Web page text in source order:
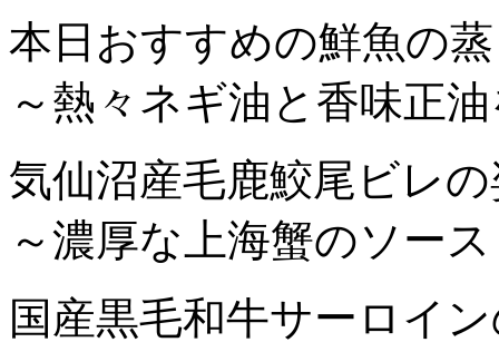
本日おすすめの鮮魚の
～熱々ネギ油と香味正
気仙沼産毛鹿鮫尾ビレ
～濃厚な上海蟹のソー
国産黒毛和牛サーロイ